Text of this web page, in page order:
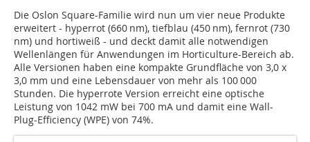
Die Oslon Square-Familie wird nun um vier neue Produkte
erweitert - hyperrot (660 nm), tiefblau (450 nm), fernrot (730
nm) und hortiweiß - und deckt damit alle notwendigen
Wellenlängen für Anwendungen im Horticulture-Bereich ab.
Alle Versionen haben eine kompakte Grundfläche von 3,0 x
3,0 mm und eine Lebensdauer von mehr als 100 000
Stunden. Die hyperrote Version erreicht eine optische
Leistung von 1042 mW bei 700 mA und damit eine Wall-
Plug-Efficiency (WPE) von 74%.